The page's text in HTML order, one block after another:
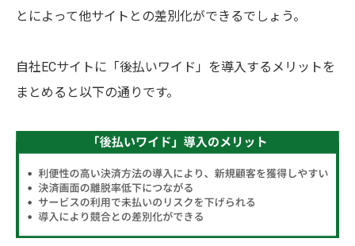
とによって他サイトとの差別化ができるでしょう。
自社ECサイトに「後払いワイド」を導入するメリットを
まとめると以下の通りです。